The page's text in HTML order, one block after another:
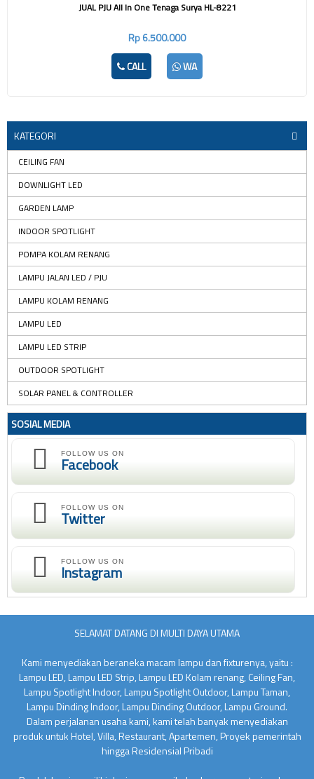
JUAL PJU All In One Tenaga Surya HL-8221
Rp 6.500.000
CALL
WA
KATEGORI
CEILING FAN
DOWNLIGHT LED
GARDEN LAMP
INDOOR SPOTLIGHT
POMPA KOLAM RENANG
LAMPU JALAN LED / PJU
LAMPU KOLAM RENANG
LAMPU LED
LAMPU LED STRIP
OUTDOOR SPOTLIGHT
SOLAR PANEL & CONTROLLER
SOSIAL MEDIA
FOLLOW US ON
Facebook
FOLLOW US ON
Twitter
FOLLOW US ON
Instagram
SELAMAT DATANG DI MULTI DAYA UTAMA
Kami menyediakan beraneka macam lampu dan fixturenya, yaitu :
Lampu LED, Lampu LED Strip, Lampu LED Kolam renang, Ceiling Fan,
Lampu Spotlight Indoor, Lampu Spotlight Outdoor, Lampu Taman,
Lampu Dinding Indoor, Lampu Dinding Outdoor, Lampu Ground.
Dalam perjalanan usaha kami, kami telah banyak menyediakan
produk untuk Hotel, Villa, Restaurant, Apartemen, Proyek pemerintah
hingga Residensial Pribadi